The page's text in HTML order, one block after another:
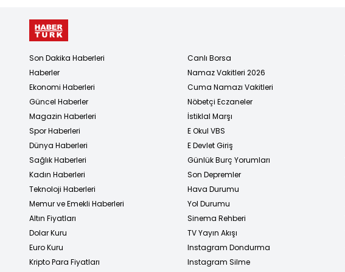
Son Dakika Haberleri
Haberler
Ekonomi Haberleri
Güncel Haberler
Magazin Haberleri
Spor Haberleri
Dünya Haberleri
Sağlık Haberleri
Kadın Haberleri
Teknoloji Haberleri
Memur ve Emekli Haberleri
Altın Fiyatları
Dolar Kuru
Euro Kuru
Kripto Para Fiyatları
Canlı Borsa
Namaz Vakitleri 2026
Cuma Namazı Vakitleri
Nöbetçi Eczaneler
İstiklal Marşı
E Okul VBS
E Devlet Giriş
Günlük Burç Yorumları
Son Depremler
Hava Durumu
Yol Durumu
Sinema Rehberi
TV Yayın Akışı
Instagram Dondurma
Instagram Silme